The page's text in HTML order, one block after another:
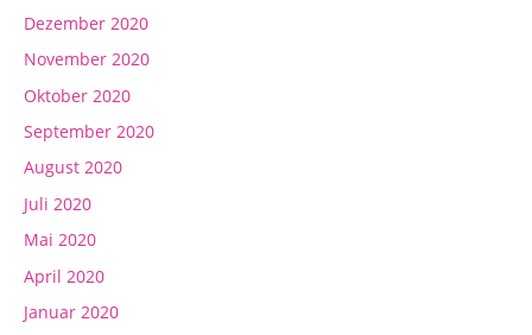
Dezember 2020
November 2020
Oktober 2020
September 2020
August 2020
Juli 2020
Mai 2020
April 2020
Januar 2020